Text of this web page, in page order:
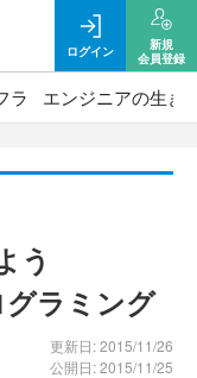
ログイン
新規
会員登録
ラ エンジニアの生き
う
ラミング
更新日: 2015/11/26
公開日: 2015/11/25